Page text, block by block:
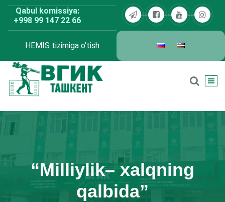
Skip
content
Qabul komissiya:
+998 99 147 22 66
HEMIS tizimiga o’tish
“Milliylik– xalqning
qalbida”